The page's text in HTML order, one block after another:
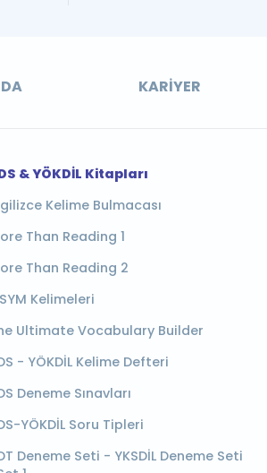
KARIYER
& YÖKDİL Kitapları
Kelime Bulmacası
Than Reading 1
Than Reading 2
Kelimeleri
Ultimate Vocabulary Builder
- YÖKDİL Kelime Defteri
Deneme Sınavları
YÖKDİL Soru Tipleri
Deneme Seti - YKSDİL Deneme Seti